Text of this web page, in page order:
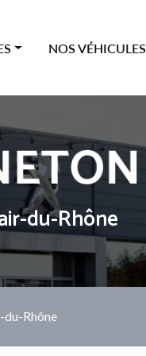
NOS VÉHICULES
Occasions
Véhicules premium
du-Rhône
Rhône